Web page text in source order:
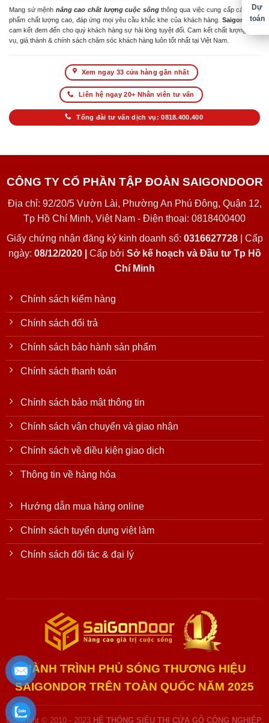
Mang sứ mệnh nâng cao chất lượng cuộc sốngthông qua việc cung cấp các sản
phẩm chất lượng cao, đáp ứng mọi yêu cầu khắc khe của khách hàng. SaigonDoor
cam kết đem đến cho quý khách hàng sự hài lòng tuyệt đối. Cam kết chất lượng dịch
vụ, giá thành & chính sách chăm sóc khách hàng luôn tốt nhất tại Việt Nam.
Xem ngay 33 cửa hàng gần nhất
Liên hệ ngay 20+ Nhân viên tư vấn
Tổng đài tư vấn dịch vụ: 0818.400.400
CÔNG TY CỔ PHẦN TẬP ĐOÀN SAIGONDOOR
Địa chỉ: 92/20/5 Vườn Lài, Phường An Phú Đông, Quận 12,
Tp Hồ Chí Minh, Việt Nam - Điện thoại: 0818400400
Giấy chứng nhận đăng ký kinh doanh số: 0316627728| Cấp
ngày: 08/12/2020 | Cấp bởi Sở kế hoạch và Đầu tư Tp Hồ
Chí Minh
Chính sách kiểm hàng
Chính sách đổi trả
Chính sách bảo hành sản phẩm
Chính sách thanh toán
Chính sách bảo mật thông tin
Chính sách vận chuyển và giao nhận
Chính sách về điều kiện giao dịch
Thông tin về hàng hóa
Hướng dẫn mua hàng online
Chính sách tuyển dụng việt làm
Chính sách đối tác & đại lý
HÀNH TRÌNH PHỦ SÓNG THƯƠNG HIỆU
SAIGONDOR TRÊN TOÀN QUỐC NĂM 2025
Copyright © 2010 - 2023 HỆ THỐNG SIÊU THỊ CỬA GỖ CÔNG NGHIỆP,
Dự
toán